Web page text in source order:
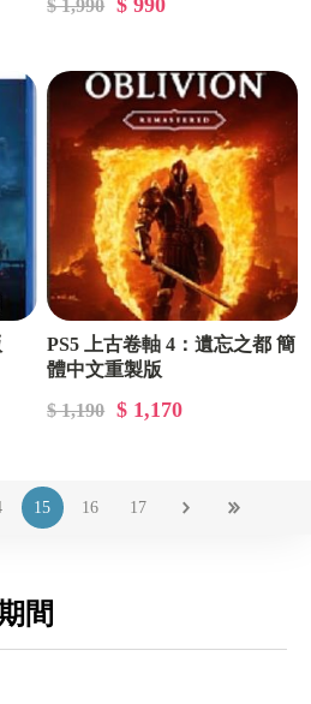
$ 1,990
PS5 上古卷軸 4：遺忘之都 簡
體中文重製版
$ 1,190
$ 1,170
15 16 17
間